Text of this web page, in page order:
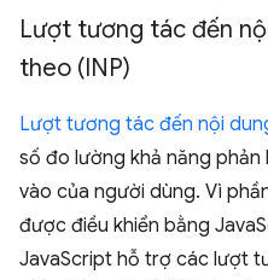
Lượt tương tác đến
theo (INP)
Lượt tương tác đến nội
số đo lường khả năng
vào của người dùng. Vì
được điều khiển bằng
JavaScript hỗ trợ các lượt